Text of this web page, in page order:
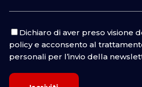
Dichiaro di aver preso visione
policye acconsento al
personali per l’invio della